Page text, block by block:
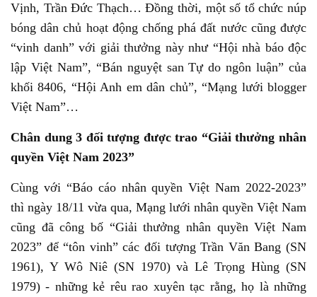
Vịnh, Trần Đức Thạch… Đồng thời, một số tổ chức núp
bóng dân chủ hoạt động chống phá đất nước cũng được
“vinh danh” với giải thưởng này như “Hội nhà báo độc
lập Việt Nam”, “Bán nguyệt san Tự do ngôn luận” của
khối 8406, “Hội Anh em dân chủ”, “Mạng lưới blogger
Việt Nam”…
Chân dung 3 đối tượng được trao “Giải thưởng nhân
quyền Việt Nam 2023”
Cùng với “Báo cáo nhân quyền Việt Nam 2022-2023”
thì ngày 18/11 vừa qua, Mạng lưới nhân quyền Việt Nam
cũng đã công bố “Giải thưởng nhân quyền Việt Nam
2023” để “tôn vinh” các đối tượng Trần Văn Bang (SN
1961), Y Wô Niê (SN 1970) và Lê Trọng Hùng (SN
1979) - những kẻ rêu rao xuyên tạc rằng, họ là những